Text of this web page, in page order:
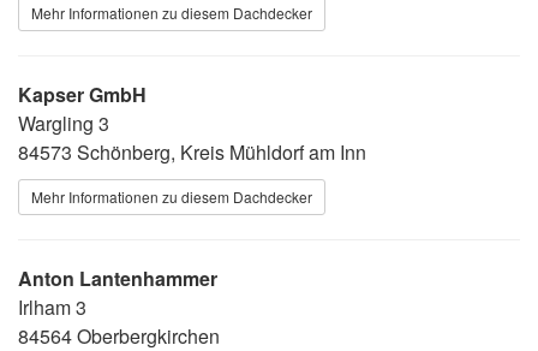
Mehr Informationen zu diesem Dachdecker
Kapser GmbH
Wargling 3
84573 Schönberg, Kreis Mühldorf am Inn
Mehr Informationen zu diesem Dachdecker
Anton Lantenhammer
Irlham 3
84564 Oberbergkirchen